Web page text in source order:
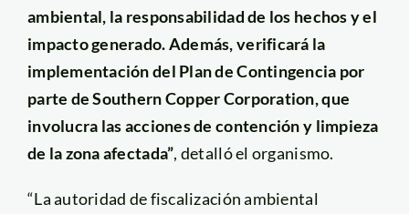
ambiental, la responsabilidad de los hechos y el
impacto generado. Además, verificará la
implementación del Plan de Contingencia por
parte de Southern Copper Corporation, que
involucra las acciones de contención y limpieza
de la zona afectada”, detalló el organismo.
“La autoridad de fiscalización ambiental